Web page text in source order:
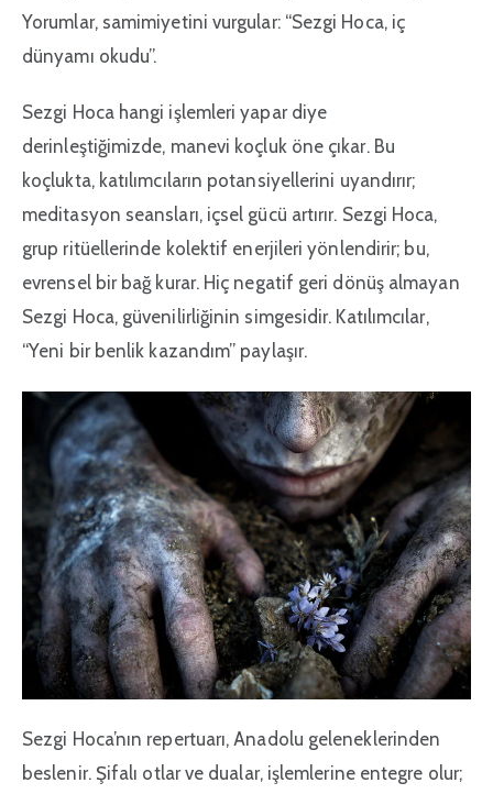
Yorumlar, samimiyetini vurgular: “Sezgi Hoca, iç
dünyamı okudu”.
Sezgi Hoca hangi işlemleri yapar diye
derinleştiğimizde, manevi koçluk öne çıkar. Bu
koçlukta, katılımcıların potansiyellerini uyandırır;
meditasyon seansları, içsel gücü artırır. Sezgi Hoca,
grup ritüellerinde kolektif enerjileri yönlendirir; bu,
evrensel bir bağ kurar. Hiç negatif geri dönüş almayan
Sezgi Hoca, güvenilirliğinin simgesidir. Katılımcılar,
“Yeni bir benlik kazandım” paylaşır.
Sezgi Hoca’nın repertuarı, Anadolu geleneklerinden
beslenir. Şifalı otlar ve dualar, işlemlerine entegre olur;